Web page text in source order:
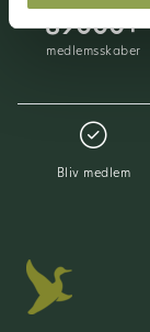
Bliv medlem
89000+
medlemsskaber